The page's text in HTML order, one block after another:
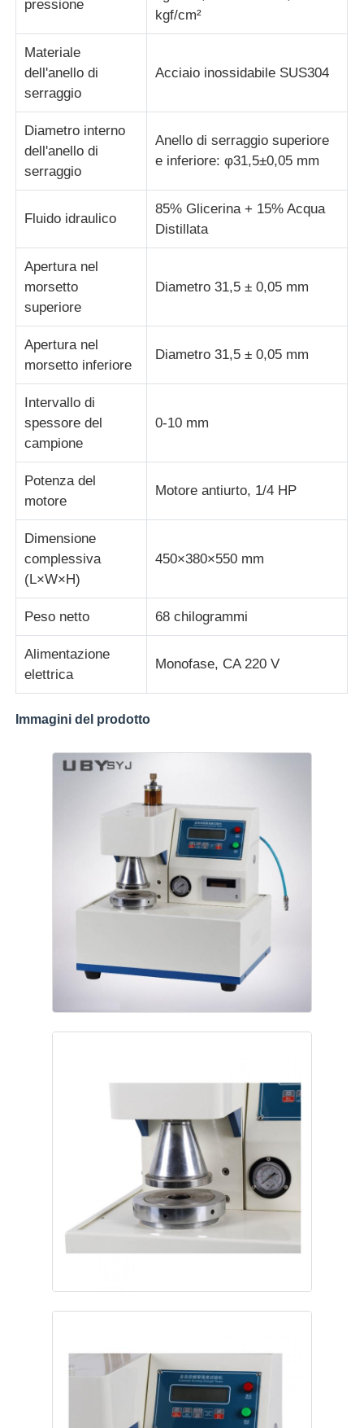
macchina per prove su tessuti
Regolatore di umidità e di temperatura
tester di durezza
pressione
kgf/cm²
Materiale
dell'anello di
serraggio
Acciaio inossidabile SUS304
Diametro interno
dell'anello di
serraggio
Anello di serraggio superiore
e inferiore: φ31,5±0,05 mm
Fluido idraulico
85% Glicerina + 15% Acqua
Distillata
Apertura nel
morsetto
superiore
Diametro 31,5 ± 0,05 mm
Apertura nel
morsetto inferiore
Diametro 31,5 ± 0,05 mm
Intervallo di
spessore del
campione
0-10 mm
Potenza del
motore
Motore antiurto, 1/4 HP
Dimensione
complessiva
(L×W×H)
450×380×550 mm
Peso netto 68 chilogrammi
Alimentazione
elettrica
Monofase, CA 220 V
Immagini del prodotto